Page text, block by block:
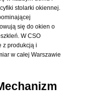
stolarki okiennej.
się do okien o
W CSO
z produkcją i
w całej Warszawie